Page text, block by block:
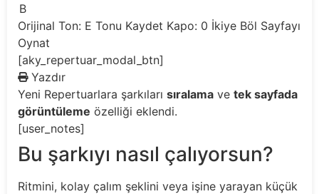
B
Orijinal Ton: E Tonu Kaydet Kapo: 0 İkiye Böl Sayfayı
Oynat
[aky_repertuar_modal_btn]
Yazdır
Yeni Repertuarlara şarkıları sıralama ve tek sayfada
görüntüleme özelliği eklendi.
[user_notes]
Bu şarkıyı nasıl çalıyorsun?
Ritmini, kolay çalım şeklini veya işine yarayan küçük